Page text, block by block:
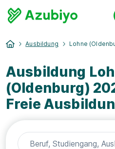
Ausbildung Lohne
Ausbildung
(Oldenburg)
Freie